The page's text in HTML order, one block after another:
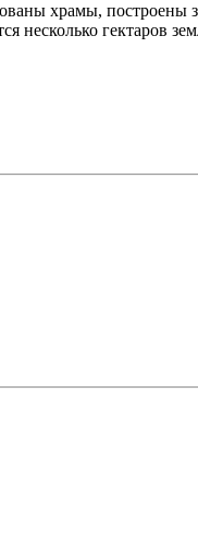
храмы, построены
несколько гектаров